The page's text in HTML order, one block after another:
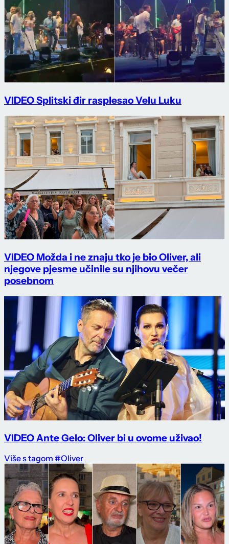
VIDEO Splitski đir rasplesao Velu Luku
VIDEO Možda i ne znaju tko je bio Oliver, ali
njegove pjesme učinile su njihovu večer
posebnom
VIDEO Ante Gelo: Oliver bi u ovome uživao!
Više s tagom #Oliver